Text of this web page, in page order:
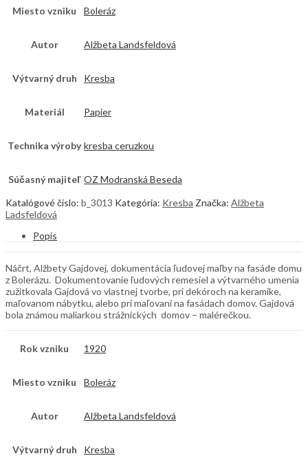
Miesto vzniku Boleráz
Autor Alžbeta Landsfeldová
Výtvarný druh Kresba
Materiál Papier
Technika výroby kresba ceruzkou
Súčasný majiteľ OZ Modranská Beseda
Katalógové číslo: b_3013 Kategória: Kresba Značka: Alžbeta
Ladsfeldová
Popis
Náčrt, Alžbety Gajdovej, dokumentácia ľudovej maľby na fasáde domu
z Bolerázu. Dokumentovanie ľudových remesiel a výtvarného umenia
zužitkovala Gajdová vo vlastnej tvorbe, pri dekóroch na keramike,
maľovanom nábytku, alebo pri maľovaní na fasádach domov. Gajdová
bola známou maliarkou strážnických domov – malérečkou.
Rok vzniku 1920
Miesto vzniku Boleráz
Autor Alžbeta Landsfeldová
Výtvarný druh Kresba